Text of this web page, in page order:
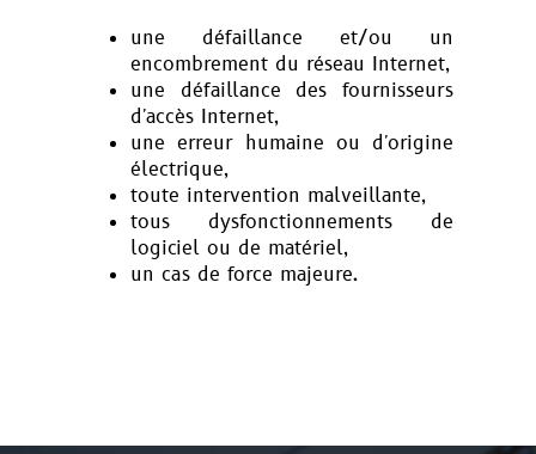
une défaillance et/ou un
encombrement du réseau Internet,
une défaillance des fournisseurs
d'accès Internet,
une erreur humaine ou d'origine
électrique,
toute intervention malveillante,
tous dysfonctionnements de
logiciel ou de matériel,
un cas de force majeure.